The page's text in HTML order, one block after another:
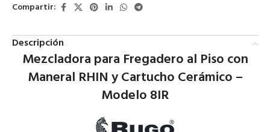
Compartir:
Descripción
Mezcladora para Fregadero al Piso con
Maneral RHIN y Cartucho Cerámico –
Modelo 8IR